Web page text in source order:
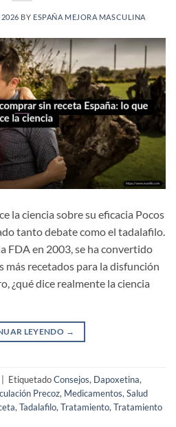
2026 BY ESPAÑA MEJORA MASCULINA
la ciencia sobre su eficacia Pocos
tanto debate como el tadalafilo.
FDA en 2003, se ha convertido
recetados para la disfunción
¿qué dice realmente la ciencia
LEYENDO →
EtiquetadoConsejos, Dapoxetina,
Precoz, Medicamentos, Salud
, Tadalafilo, Tratamiento, Tratamiento